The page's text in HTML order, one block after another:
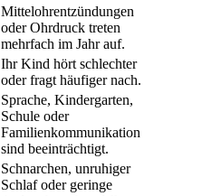
Mittelohrentzündungen
oder Ohrdruck treten
mehrfach im Jahr auf.
Ihr Kind hört schlechter
oder fragt häufiger nach.
Sprache, Kindergarten,
Schule oder
Familienkommunikation
sind beeinträchtigt.
Schnarchen, unruhiger
Schlaf oder geringe